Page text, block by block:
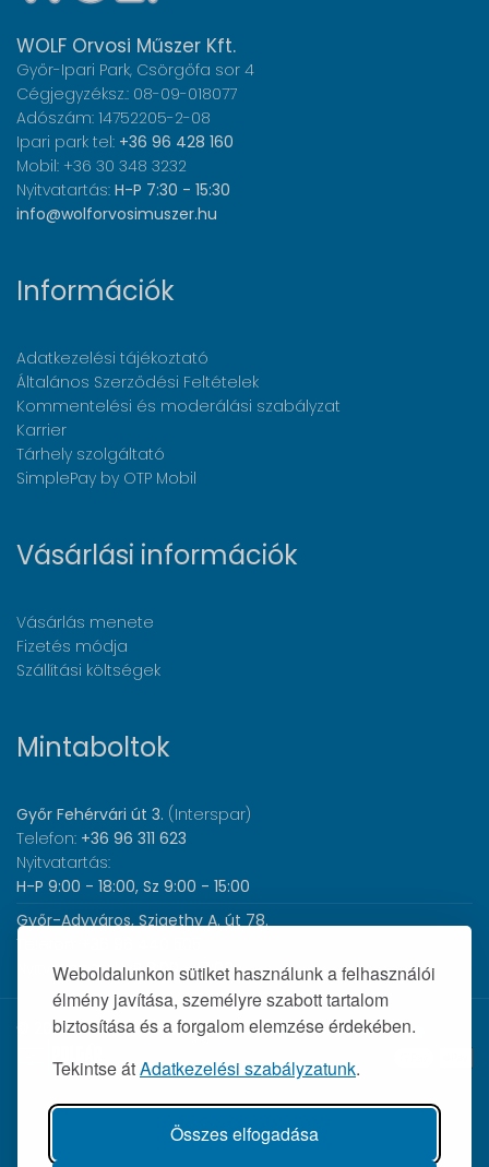
Weboldalunkon sütiket használunk a felhasználói
élmény javítása, személyre szabott tartalom
biztosítása és a forgalom elemzése érdekében.
Tekintse átAdatkezelési szabályzatunk.
Összes elfogadása
WOLF Orvosi Műszer Kft.
Győr-Ipari Park, Csörgőfa sor 4
Cégjegyzéksz.: 08-09-018077
Adószám: 14752205-2-08
Ipari park tel: +36 96 428 160
Mobil: +36 30 348 3232
Nyitvatartás: H-P 7:30 - 15:30
info@wolforvosimuszer.hu
Információk
Adatkezelési tájékoztató
Általános Szerződési Feltételek
Kommentelési és moderálási szabályzat
Karrier
Tárhely szolgáltató
SimplePay by OTP Mobil
Vásárlási információk
Vásárlás menete
Fizetés módja
Szállítási költségek
Mintaboltok
Győr Fehérvári út 3. (Interspar)
Telefon: +36 96 311 623
Nyitvatartás:
H-P 9:00 - 18:00, Sz 9:00 - 15:00
Győr-Adyváros, Szigethy A. út 78.
Telefon:
Nyitvatartás:H-P 8:00 - 17:00
© 2026 Wolf Orvosi Műszer Kft. |